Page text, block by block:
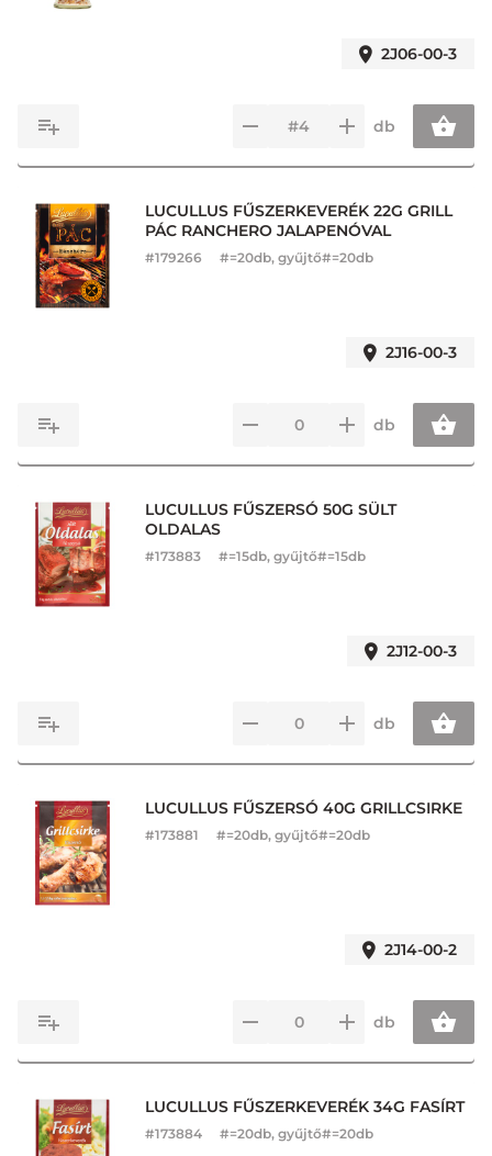
2J06-00-3
db
LUCULLUS FŰSZERKEVERÉK 22G GRILL
PÁC RANCHERO JALAPENÓVAL
#179266 #=20db, gyűjtő#=20db
2J16-00-3
db
LUCULLUS FŰSZERSÓ 50G SÜLT
OLDALAS
#173883 #=15db, gyűjtő#=15db
2J12-00-3
db
LUCULLUS FŰSZERSÓ 40G GRILLCSIRKE
#173881 #=20db, gyűjtő#=20db
2J14-00-2
db
LUCULLUS FŰSZERKEVERÉK 34G FASÍRT
#173884 #=20db, gyűjtő#=20db